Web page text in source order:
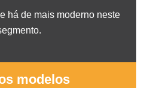
há de mais moderno neste
modelos